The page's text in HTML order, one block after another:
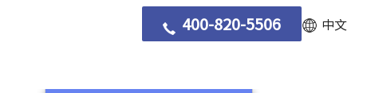
中文
400-820-5506